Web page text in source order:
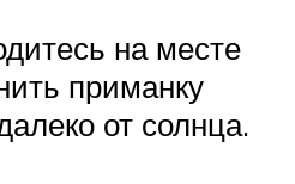
на месте
приманку
от солнца.